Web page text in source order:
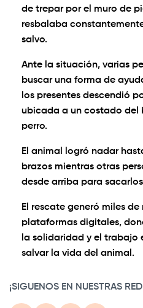
de trepar por el muro de
resbalaba
salvo.
Ante la situación, varias
buscar una forma de
los presentes descendió
ubicada a un costado del
perro.
El animal logró nadar
brazos mientras otras
desde arriba para
El rescate generó miles
plataformas digitales,
la solidaridad y el trabajo
salvar la vida del animal.
¡SIGUENOS EN NUESTRAS